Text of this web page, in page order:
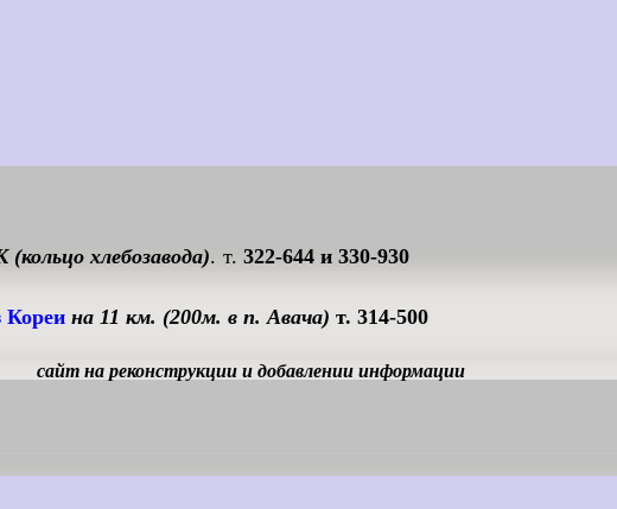
хлебозавода). т. 322-644 и 330-930
Кореи на 11 км. (200м. в п. Авача) т. 314-500
сайт на реконструкции и добавлении информации